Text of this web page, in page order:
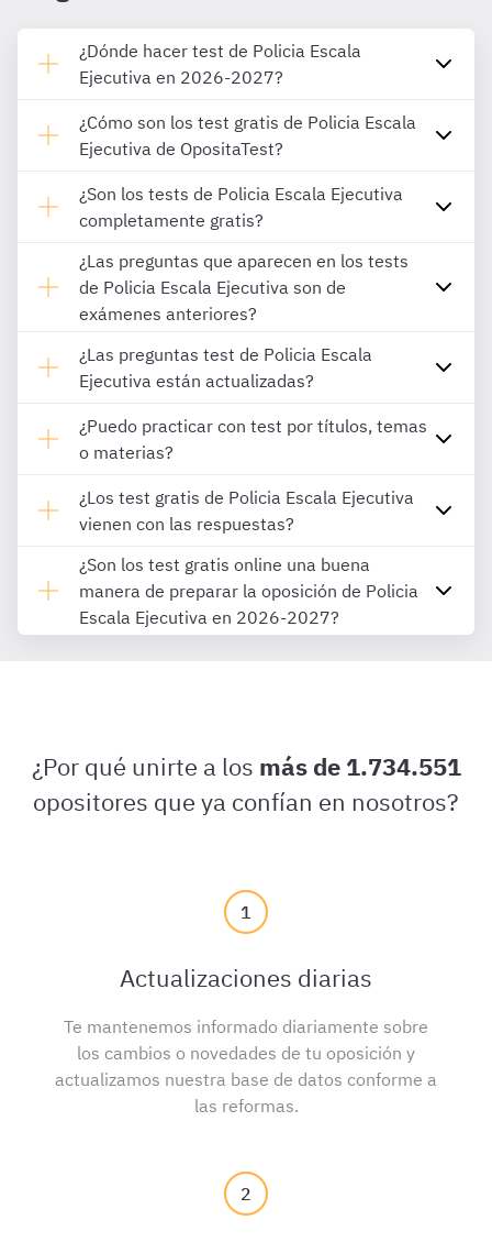
¿Dónde hacer test de Policia Escala
Ejecutiva en 2026-2027?
¿Cómo son los test gratis de Policia Escala
Ejecutiva de OpositaTest?
¿Son los tests de Policia Escala Ejecutiva
completamente gratis?
¿Las preguntas que aparecen en los tests
de Policia Escala Ejecutiva son de
exámenes anteriores?
¿Las preguntas test de Policia Escala
Ejecutiva están actualizadas?
¿Puedo practicar con test por títulos, temas
o materias?
¿Los test gratis de Policia Escala Ejecutiva
vienen con las respuestas?
¿Son los test gratis online una buena
manera de preparar la oposición de Policia
Escala Ejecutiva en 2026-2027?
¿Por qué unirte a los más de 1.734.551
opositores que ya confían en nosotros?
1
Actualizaciones diarias
Te mantenemos informado diariamente sobre
los cambios o novedades de tu oposición y
actualizamos nuestra base de datos conforme a
las reformas.
2